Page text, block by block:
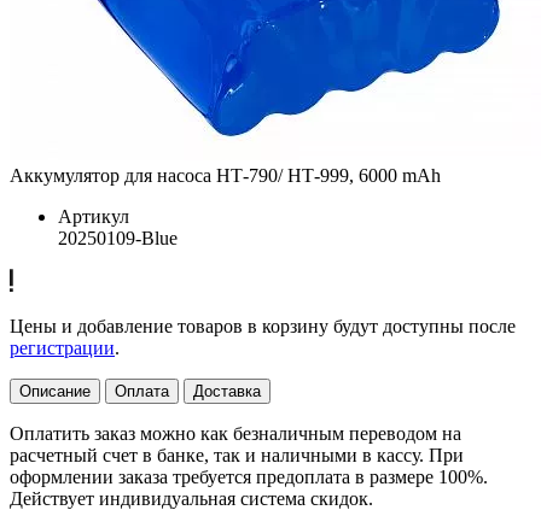
Аккумулятор для насоса НТ-790/ НТ-999, 6000 mAh
Артикул
20250109-Blue
Цены и добавление товаров в корзину будут доступны после
регистрации.
Описание Оплата Доставка
Оплатить заказ можно как безналичным переводом на
расчетный счет в банке, так и наличными в кассу. При
оформлении заказа требуется предоплата в размере 100%.
Действует индивидуальная система скидок.